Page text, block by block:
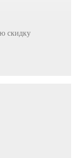
скидку